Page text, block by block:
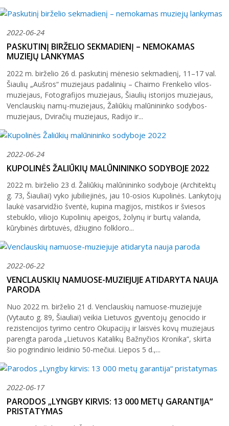
2022-06-24
PASKUTINĮ BIRŽELIO SEKMADIENĮ – NEMOKAMAS
MUZIEJŲ LANKYMAS
2022 m. birželio 26 d. paskutinį mėnesio sekmadienį, 11–17 val.
Šiaulių „Aušros“ muziejaus padalinių – Chaimo Frenkelio vilos-
muziejaus, Fotografijos muziejaus, Šiaulių istorijos muziejaus,
Venclauskių namų-muziejaus, Žaliūkių malūnininko sodybos-
muziejaus, Dviračių muziejaus, Radijo ir...
2022-06-24
KUPOLINĖS ŽALIŪKIŲ MALŪNININKO SODYBOJE 2022
2022 m. birželio 23 d. Žaliūkių malūnininko sodyboje (Architektų
g. 73, Šiauliai) vyko jubiliejinės, jau 10-osios Kupolinės. Lankytojų
laukė vasarvidžio šventė, kupina magijos, mistikos ir šviesos
stebuklo, viliojo Kupolinių apeigos, žolynų ir burtų valanda,
kūrybinės dirbtuvės, džiugino folkloro...
2022-06-22
VENCLAUSKIŲ NAMUOSE-MUZIEJUJE ATIDARYTA NAUJA
PARODA
Nuo 2022 m. birželio 21 d. Venclauskių namuose-muziejuje
(Vytauto g. 89, Šiauliai) veikia Lietuvos gyventojų genocido ir
rezistencijos tyrimo centro Okupacijų ir laisvės kovų muziejaus
parengta paroda „Lietuvos Katalikų Bažnyčios Kronika“, skirta
šio pogrindinio leidinio 50-mečiui. Liepos 5 d.,...
2022-06-17
PARODOS „LYNGBY KIRVIS: 13 000 METŲ GARANTIJA“
PRISTATYMAS